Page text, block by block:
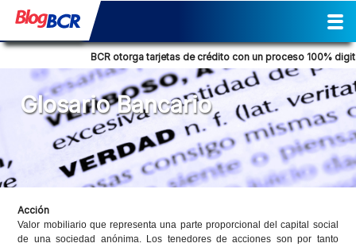
BCR otorga tarjetas de crédito con un proceso 100% digital
Glosario Bancario
Acción
Valor mobiliario que representa una parte proporcional del capital social
de una sociedad anónima. Los tenedores de acciones son por tanto